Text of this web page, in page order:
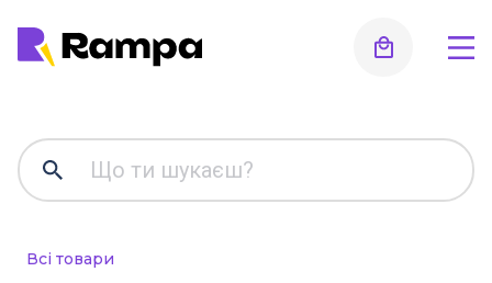
Всі товари
розвиток, підготовка до
школи
Робочі зошити